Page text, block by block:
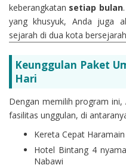
keberangkatan setiap bulan
yang khusyuk, Anda juga
sejarah di dua kota
Keunggulan Paket
Hari
Dengan memilih program
fasilitas unggulan, di
Kereta Cepat
Hotel Bintang 4
Nabawi